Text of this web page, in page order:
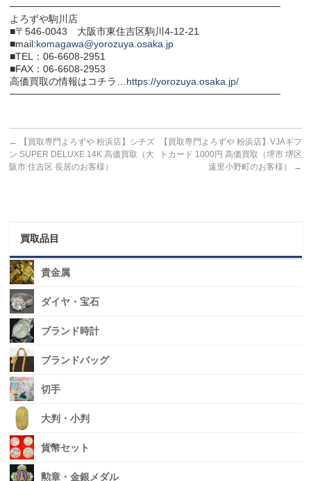
───────────────────────────────────────
よろずや駒川店
■〒546-0043 大阪市東住吉区駒川4-12-21
■mail:komagawa@yorozuya.osaka.jp
■TEL：06-6608-2951
■FAX：06-6608-2953
高価買取の情報はコチラ…https://yorozuya.osaka.jp/
───────────────────────────────────────
←
【買取専門よろずや 粉浜店】シチズ
ン SUPER DELUXE 14K 高価買取（大
阪市 住吉区 長居のお客様）
【買取専門よろずや 粉浜店】VJAギフ
トカード 1000円 高価買取（堺市 堺区
遠里小野町のお客様）
→
買取品目
貴金属
ダイヤ・宝石
ブランド時計
ブランドバッグ
切手
大判・小判
貨幣セット
勲章・金銀メダル